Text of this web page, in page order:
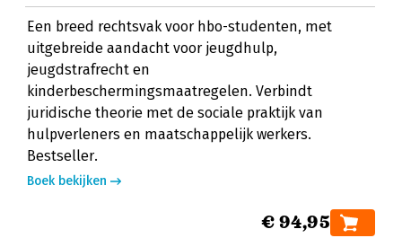
Een breed rechtsvak voor hbo-studenten, met
uitgebreide aandacht voor jeugdhulp,
jeugdstrafrecht en
kinderbeschermingsmaatregelen. Verbindt
juridische theorie met de sociale praktijk van
hulpverleners en maatschappelijk werkers.
Bestseller.
Boek bekijken
€ 94,95